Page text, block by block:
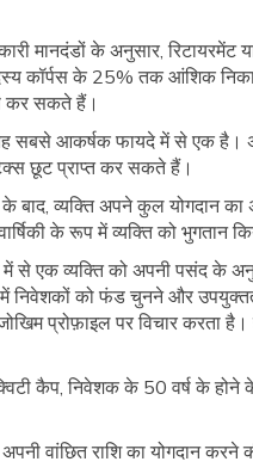
मानदंडों के अनुसार, रिटायरमेंट
कॉर्पस के 25% तक आंशिक
कर सकते हैं।
सबसे आकर्षक फायदे में से एक है।
छूट प्राप्त कर सकते हैं।
के बाद, व्यक्ति अपने कुल योगदान
के रूप में व्यक्ति को भुगतान
से एक व्यक्ति को अपनी पसंद के
निवेशकों को फंड चुनने और
प्रोफ़ाइल पर विचार करता
कैप, निवेशक के 50 वर्ष के होने
वांछित राशि का योगदान